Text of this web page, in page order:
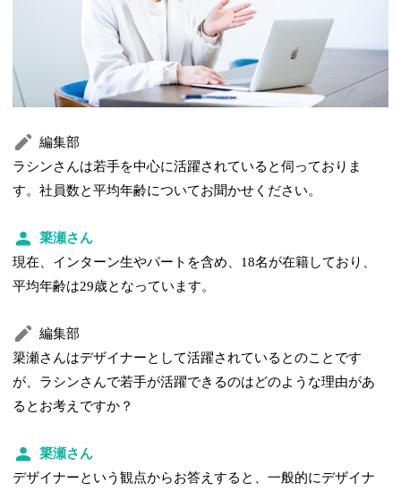
編集部
ラシンさんは若手を中心に活躍されていると伺っておりま
す。社員数と平均年齢についてお聞かせください。
簗瀬さん
現在、インターン生やパートを含め、18名が在籍しており、
平均年齢は29歳となっています。
編集部
簗瀬さんはデザイナーとして活躍されているとのことです
が、ラシンさんで若手が活躍できるのはどのような理由があ
るとお考えですか？
簗瀬さん
デザイナーという観点からお答えすると、一般的にデザイナ